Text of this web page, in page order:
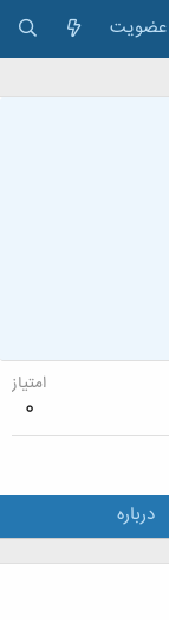
عضویت
امتیاز
0
درباره